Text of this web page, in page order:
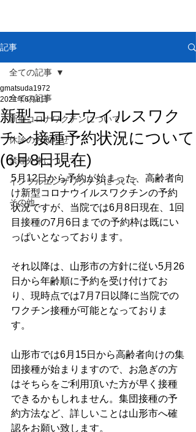
記事
全ての記事
新型コロナワクチンについて
休診のお知らせ
禁煙外来について
インフルエンザワクチンについて
その他
全ての記事
新型コロナウイルスワク
チン接種予約状況について
(6月8日現在)
gmatsuda1972
2021年6月8日
5月12日から予約が始まった、高齢者向
け新型コロナウイルスワクチンの予約
状況ですが、当院では6月8日現在、1回
目接種の7月6日までの予約枠は既にい
っぱいとなっております。
それ以降は、山形市の方針に従い5月26
日から年齢順に予約を受け付けてお
り、現時点では7月7日以降に当院での
ワクチン接種が可能となっておりま
す。
山形市では6月15日から高齢者向けの集
団接種が始まりますので、お急ぎの方
はそちらをご利用頂いた方が早く接種
できるかもしれません。集団接種の予
約方法など、詳しいことは山形市へ確
認をお願い致します。